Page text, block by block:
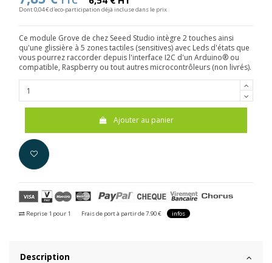
Dont 0,04 € d'eco-participation déjà incluse dans le prix
Ce module Grove de chez Seeed Studio intègre 2 touches ainsi
qu'une glissière à 5 zones tactiles (sensitives) avec Leds d'états que
vous pourrez raccorder depuis l'interface I2C d'un Arduino® ou
compatible, Raspberry ou tout autres microcontrôleurs (non livrés).
Ajouter au panier
Reprise 1 pour 1 Frais de port à partir de 7.90 € infos
Description